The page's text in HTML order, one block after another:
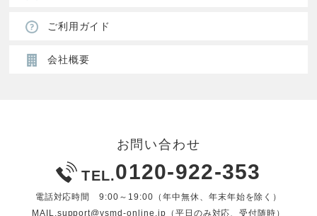
ご利用ガイド
会社概要
お問い合わせ
TEL.0120-922-353
電話対応時間 9:00～19:00（年中無休、年末年始を除く）
MAIL. support@ysmd-online.jp （平日のみ対応、受付随時）